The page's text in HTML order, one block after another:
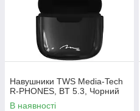
Навушники TWS Media-Tech
R-PHONES, BT 5.3, Чорний
В наявності